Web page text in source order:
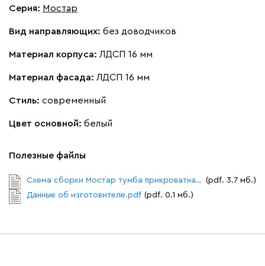
Серия: Мостар
Вид направляющих: без доводчиков
Материал корпуса: ЛДСП 16 мм
Материал фасада: ЛДСП 16 мм
Стиль: современный
Цвет основной: белый
Полезные файлы
Схема сборки Мостар тумба прикроватная.pdf (pdf. 3.7 мб.)
Данные об изготовителе.pdf (pdf. 0.1 мб.)